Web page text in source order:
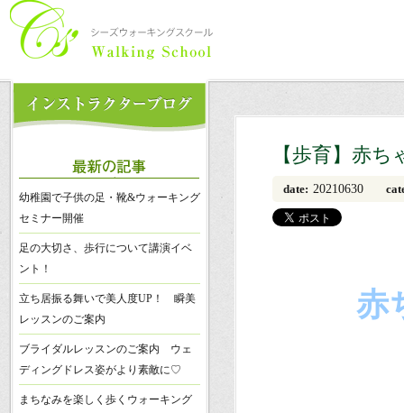
幼稚園で子供の足・靴&ウォーキング
セミナー開催
足の大切さ、歩行について講演イベ
ント！
立ち居振る舞いで美人度UP！ 瞬美
レッスンのご案内
ブライダルレッスンのご案内 ウェ
ディングドレス姿がより素敵に♡
まちなみを楽しく歩くウォーキング
【歩育】赤
date: 20210630
赤